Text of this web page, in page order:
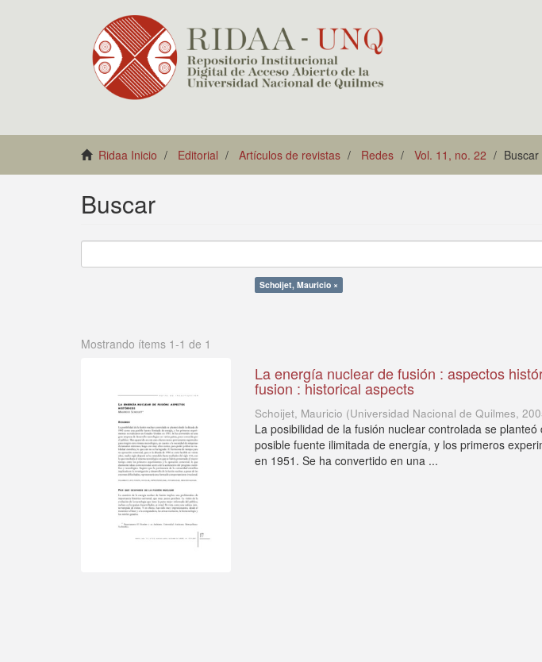
Ridaa Inicio Editorial Artículos de revistas Redes Vol. 11, no. 22 Buscar
Buscar
Schoijet, Mauricio ×
Mostrando ítems 1-1 de 1
La energía nuclear de fusión : aspectos
fusion : historical aspects
Schoijet, Mauricio (Universidad Nacional de Quilmes,
La posibilidad de la fusión nuclear controlada se
posible fuente ilimitada de energía, y los primeros
en 1951. Se ha convertido en una ...